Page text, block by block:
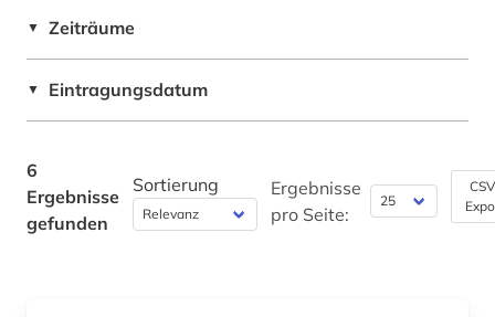
Sport (0)
Sprachen und Kulturen Asiens, Afrikas und
Technik (0)
▼ Zeiträume
▼ Eintragungsdatum
6
Ergebnisse
gefunden
Sortierung
Ergebnisse
pro Seite: